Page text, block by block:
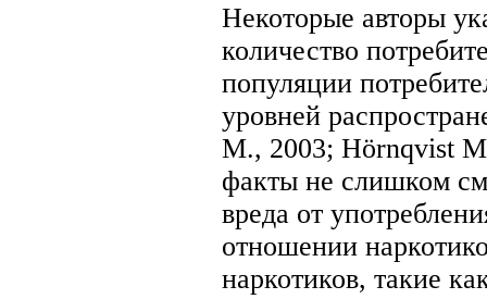
Некоторые авторы
количество
популяции
уровней
M., 2003; Hörnqvist
факты не слишком
вреда от
отношении
наркотиков, такие